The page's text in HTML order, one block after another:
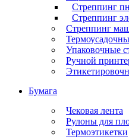
Стреппинг
Стреппинг
Стреппинг
Упаковочные
Ручной
Бумага
Чековая лента
Рулоны для
Термоэтикетки